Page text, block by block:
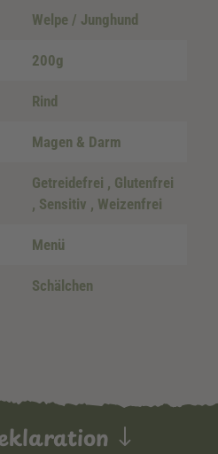
Welpe / Junghund
200g
Rind
Magen & Darm
Getreidefrei , Glutenfrei
, Sensitiv , Weizenfrei
Menü
Schälchen